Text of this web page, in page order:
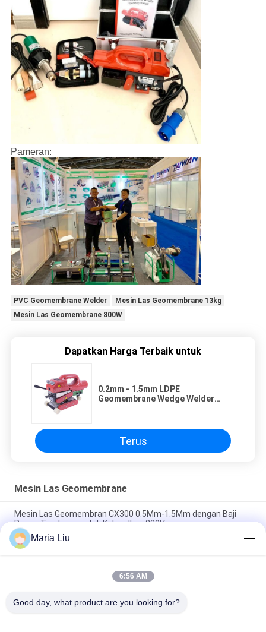
Pameran:
PVC Geomembrane Welder
Mesin Las Geomembrane 13kg
Mesin Las Geomembrane 800W
Dapatkan Harga Terbaik untuk
0.2mm - 1.5mm LDPE
Geomembrane Wedge Welder
Terus
Mesin Las Geomembrane
Mesin Las Geomembran CX300 0.5Mm-1.5Mm dengan Baji
Panas Tembaga untuk Kolam Ikan 220V
220V CX600 Geomembrane Hot Wedge Welding Machine
untuk ketebalan 0,8-4,0mm dengan tembaga Hot Wedge
CX900 Pondline Hot Wedge Welding Machine dengan Kontrol
Maria Liu
6:56 AM
Good day, what product are you looking for?